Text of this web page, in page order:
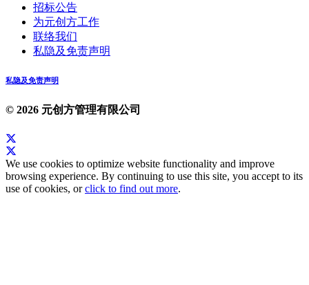
招标公告
为元创方工作
联络我们
私隐及免责声明
私隐及免责声明
© 2026 元创方管理有限公司
We use cookies to optimize website functionality and improve
browsing experience. By continuing to use this site, you accept to its
use of cookies, orclick to find out more.